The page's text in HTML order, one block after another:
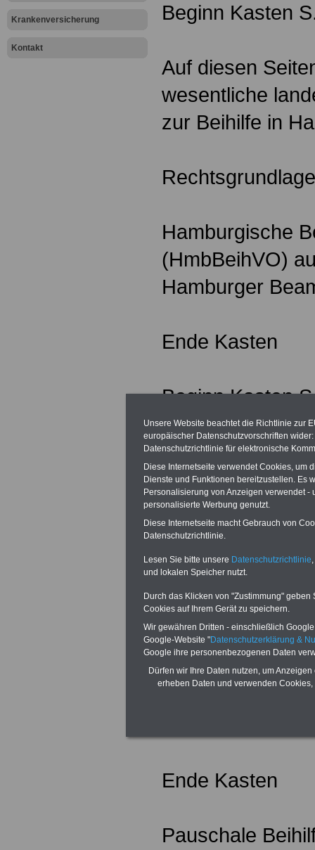
Krankenversicherung
Kontakt
Beginn Kasten
Auf diesen
wesentliche
zur Beihilfe in
Hamburgische
(HmbBeihVO)
Hamburger
Ende Kasten
Beginn Kasten
Aktuelles
Die Freie und
hat die
(HmbBeihVO)
geändert. Den
Verordnung und
Ende Kasten
Pauschale
Unsere Website beachtet die Richtlinie zur
europäischer Datenschutzvorschriften
Datenschutzrichtlinie für elektronische
Diese Internetseite verwendet Cookies, um
Dienste und Funktionen bereitzustellen. Es
Personalisierung von Anzeigen verwendet
personalisierte Werbung genutzt.
Diese Internetseite macht Gebrauch von
Datenschutzrichtlinie.
Lesen Sie bitte unsere Datenschutzrichtlinie
und lokalen Speicher nutzt.
Durch das Klicken von "Zustimmung"
Cookies auf Ihrem Gerät zu speichern.
Wir gewähren Dritten - einschließlich
Google-Website "Datenschutzerklärung &
Google ihre personenbezogenen Daten
Dürfen wir Ihre Daten nutzen, um
erheben Daten und verwenden